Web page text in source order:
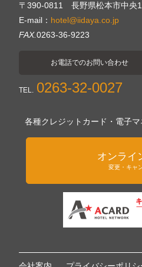
〒390-0811 長野県松本市中央
E-mail： hotel@iidaya.co.jp
FAX.0263-36-9223
お電話でのお問い合わせ
TEL. 0263-32-0027
各種クレジットカード・電子
オンライ
変更・キャ